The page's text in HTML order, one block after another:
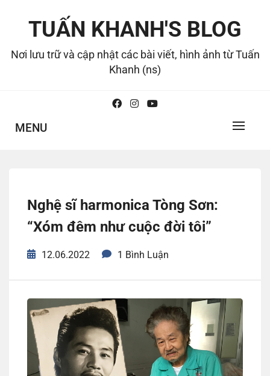
TUẤN KHANH'S BLOG
Nơi lưu trữ và cập nhật các bài viết, hình ảnh từ Tuấn
Khanh (ns)
MENU
Nghệ sĩ harmonica Tòng Sơn:
“Xóm đêm như cuộc đời tôi”
12.06.2022 1 Bình Luận